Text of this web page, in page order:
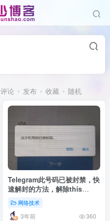
评论 发布 收藏 随机
Telegram此号码已被封禁，快
速解封的方法，解除this
phone number is banned提
醒 网络技术
3年前 360